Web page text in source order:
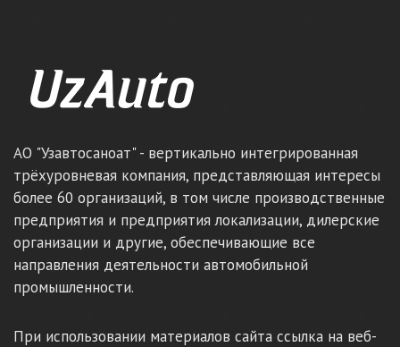
АО "Узавтосаноат" - вертикально интегрированная
трёхуровневая компания, представляющая интересы
более 60 организаций, в том числе производственные
предприятия и предприятия локализации, дилерские
организации и другие, обеспечивающие все
направления деятельности автомобильной
промышленности.
При использовании материалов сайта ссылка на веб-